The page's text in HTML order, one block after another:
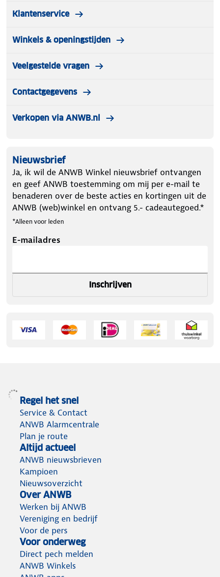
Klantenservice
Winkels & openingstijden
Veelgestelde vragen
Contactgegevens
Verkopen via ANWB.nl
Nieuwsbrief
Ja, ik wil de ANWB Winkel nieuwsbrief ontvangen
en geef ANWB toestemming om mij per e-mail te
benaderen over de beste acties en kortingen uit de
ANWB (web)winkel en ontvang 5.- cadeautegoed.*
*Alleen voor leden
E-mailadres
Inschrijven
Regel het snel
Service & Contact
ANWB Alarmcentrale
Plan je route
Altijd actueel
ANWB nieuwsbrieven
Kampioen
Nieuwsoverzicht
Over ANWB
Werken bij ANWB
Vereniging en bedrijf
Voor de pers
Voor onderweg
Direct pech melden
ANWB Winkels